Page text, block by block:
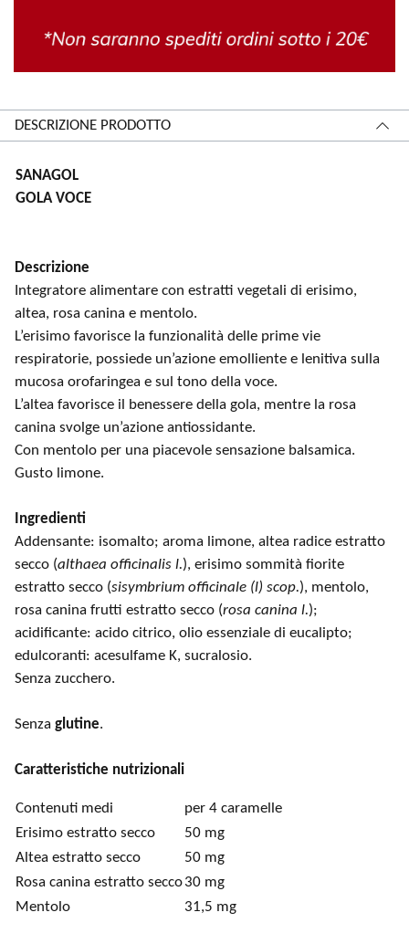
DESCRIZIONE PRODOTTO
SANAGOL
GOLA VOCE
Descrizione
Integratore alimentare con estratti vegetali di erisimo,
altea, rosa canina e mentolo.
L’erisimo favorisce la funzionalità delle prime vie
respiratorie, possiede un’azione emolliente e lenitiva sulla
mucosa orofaringea e sul tono della voce.
L’altea favorisce il benessere della gola, mentre la rosa
canina svolge un’azione antiossidante.
Con mentolo per una piacevole sensazione balsamica.
Gusto limone.
Ingredienti
Addensante: isomalto; aroma limone, altea radice estratto
secco (althaea officinalis l.), erisimo sommità fiorite
estratto secco (sisymbrium officinale (l) scop.), mentolo,
rosa canina frutti estratto secco (rosa canina l.);
acidificante: acido citrico, olio essenziale di eucalipto;
edulcoranti: acesulfame K, sucralosio.
Senza zucchero.
Senza glutine.
Caratteristiche nutrizionali
Contenuti medi
per 4 caramelle
Erisimo estratto secco
50 mg
Altea estratto secco
50 mg
Rosa canina estratto secco30 mg
Mentolo
31,5 mg